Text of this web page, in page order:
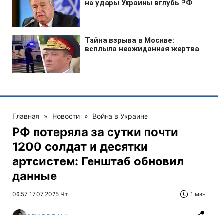
Главная » Новости » Война в Украине
РФ потеряла за сутки почти
1200 солдат и десятки
артсистем: Генштаб обновил
данные
06:57 17.07.2025 Чт 1 мин